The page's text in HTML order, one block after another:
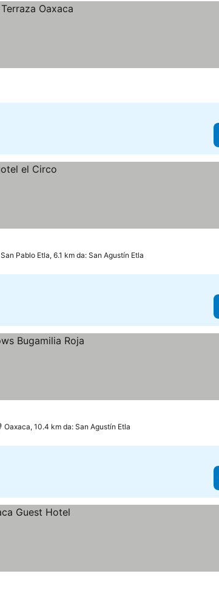
San Pablo Etla, 6.1 km da: San Agustín Etla
Oaxaca, 10.4 km da: San Agustín Etla